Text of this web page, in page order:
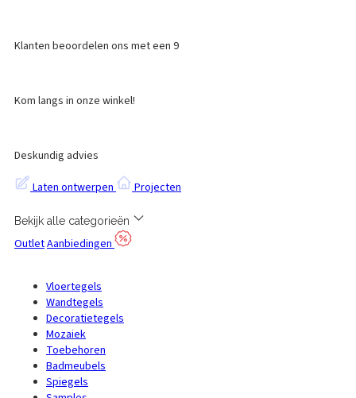
Klanten beoordelen ons met een 9
Kom langs in onze winkel!
Deskundig advies
Laten ontwerpen
Projecten
Bekijk alle categorieën
OutletAanbiedingen
Vloertegels
Wandtegels
Decoratietegels
Mozaiek
Toebehoren
Badmeubels
Spiegels